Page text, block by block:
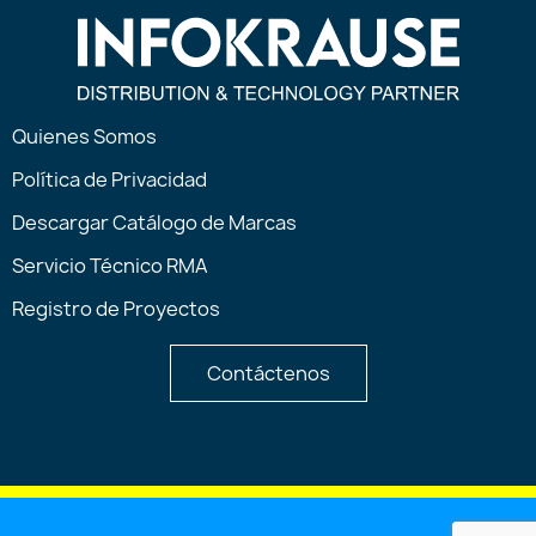
Quienes Somos
Política de Privacidad
Descargar Catálogo de Marcas
Servicio Técnico RMA
Registro de Proyectos
Contáctenos